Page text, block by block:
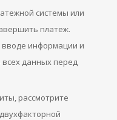
системы или
платеж.
информации и
данных перед
рассмотрите